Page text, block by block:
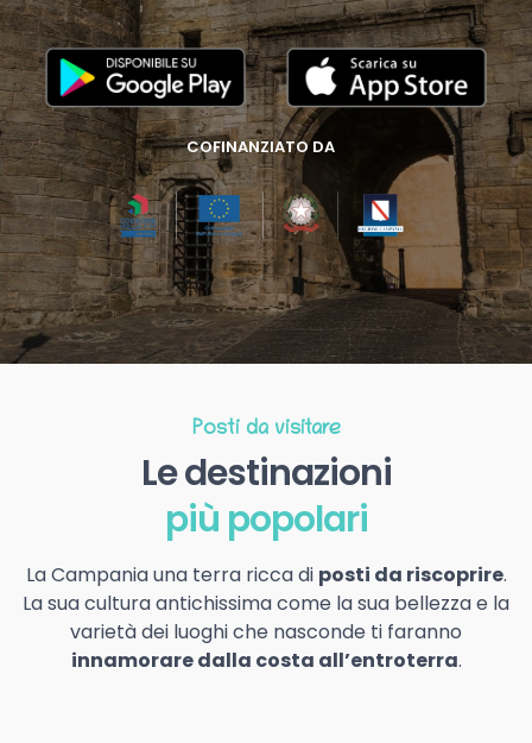
COFINANZIATO DA
Posti da visitare
Le destinazioni
più popolari
La Campania una terra ricca di posti da riscoprire.
La sua cultura antichissima come la sua bellezza e la
varietà dei luoghi che nasconde ti faranno
innamorare dalla costa all’entroterra.